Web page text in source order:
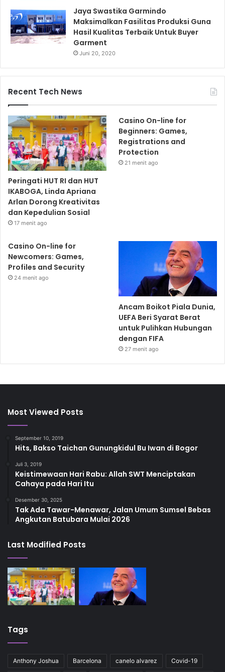
Jaya Swastika Garmindo
Maksimalkan Fasilitas Produksi Guna
Hasil Kualitas Terbaik Untuk Buyer
Garment
Juni 20, 2020
Recent Tech News
Peringati HUT RI dan HUT
IKABOGA, Linda Apriana
Arlan Dorong Kreativitas
dan Kepedulian Sosial
17 menit ago
Casino On-line for
Beginners: Games,
Registrations and
Protection
21 menit ago
Casino On-line for
Newcomers: Games,
Profiles and Security
24 menit ago
Ancam Boikot Piala Dunia,
UEFA Beri Syarat Berat
untuk Pulihkan Hubungan
dengan FIFA
27 menit ago
Most Viewed Posts
September 10, 2019
Hits, Bakso Taichan Gunungkidul Bu Iwan di Bogor
Juli 3, 2019
Keistimewaan Hari Rabu: Allah SWT Menciptakan
Cahaya pada Hari Itu
Desember 30, 2025
Tak Ada Tawar-Menawar, Jalan Umum Sumsel Bebas
Angkutan Batubara Mulai 2026
Last Modified Posts
Tags
Anthony Joshua Barcelona canelo alvarez Covid-19